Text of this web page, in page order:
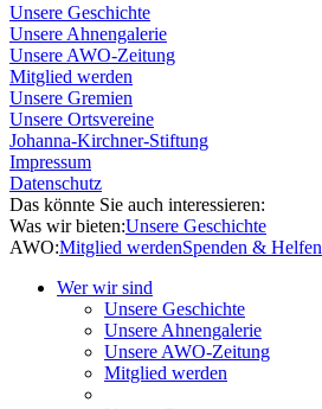
Unsere Geschichte
Unsere Ahnengalerie
Unsere AWO-Zeitung
Mitglied werden
Unsere Gremien
Unsere Ortsvereine
Johanna-Kirchner-Stiftung
Impressum
Datenschutz
Das könnte Sie auch interessieren:
Was wir bieten:Unsere Geschichte
AWO:Mitglied werdenSpenden & Helfen
Wer wir sind
Unsere Geschichte
Unsere Ahnengalerie
Unsere AWO-Zeitung
Mitglied werden